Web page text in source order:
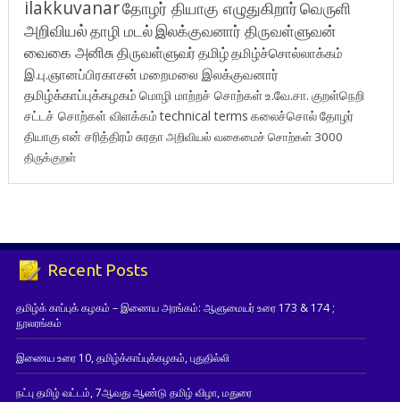
ilakkuvanarதோழர் தியாகு எழுதுகிறார்வெருளி
அறிவியல்தாழி மடல்இலக்குவனார் திருவள்ளுவன்
வைகை அனிசுதிருவள்ளுவர்தமிழ்தமிழ்ச்சொல்லாக்கம்
இ.பு.ஞானப்பிரகாசன் மறைமலை இலக்குவனார்
தமிழ்க்காப்புக்கழகம் மொழி மாற்றச் சொற்கள்உ.வே.சா. குறள்நெறி
சட்டச் சொற்கள் விளக்கம்technical terms கலைச்சொல்தோழர்
தியாகுஎன் சரித்திரம்சுரதாஅறிவியல் வகைமைச் சொற்கள் 3000
திருக்குறள்
Recent Posts
தமிழ்க் காப்புக் கழகம் – இணைய அரங்கம்: ஆளுமையர் உரை 173 & 174 ;
நூலரங்கம்
இணைய உரை 10, தமிழ்க்காப்புக்கழகம், புதுதில்லி
நட்பு தமிழ் வட்டம், 7ஆவது ஆண்டு தமிழ் விழா, மதுரை